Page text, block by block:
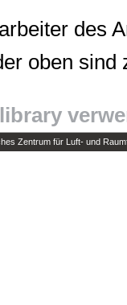
des
oben
Zentrum für Luft- und